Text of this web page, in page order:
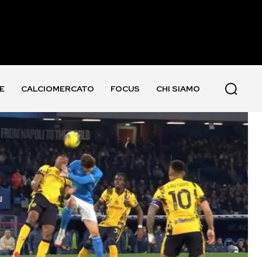
CALCIOMERCATO FOCUS CHI SIAMO